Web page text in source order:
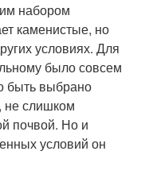
набором
каменистые, но
условиях. Для
было совсем
быть выбрано
не слишком
почвой. Но и
условий он